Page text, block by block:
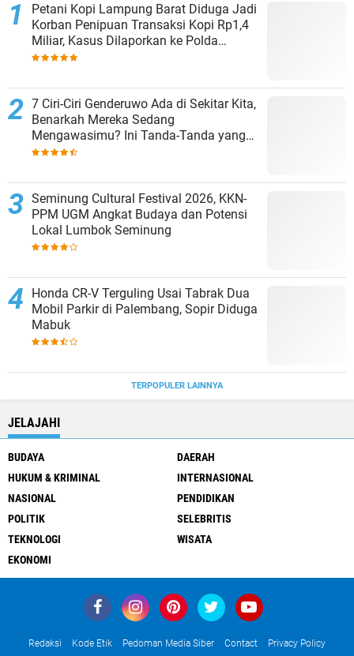
Petani Kopi Lampung Barat Diduga Jadi
Korban Penipuan Transaksi Kopi Rp1,4
Miliar, Kasus Dilaporkan ke Polda
Lampung
7 Ciri-Ciri Genderuwo Ada di Sekitar Kita,
Benarkah Mereka Sedang
Mengawasimu? Ini Tanda-Tanda yang
Sering Diabaikan
Seminung Cultural Festival 2026, KKN-
PPM UGM Angkat Budaya dan Potensi
Lokal Lumbok Seminung
Honda CR-V Terguling Usai Tabrak Dua
Mobil Parkir di Palembang, Sopir Diduga
Mabuk
TERPOPULER LAINNYA
JELAJAHI
BUDAYA
DAERAH
HUKUM & KRIMINAL
INTERNASIONAL
NASIONAL
PENDIDIKAN
POLITIK
SELEBRITIS
TEKNOLOGI
WISATA
EKONOMI
Redaksi Kode Etik Pedoman Media Siber Contact Privacy Policy